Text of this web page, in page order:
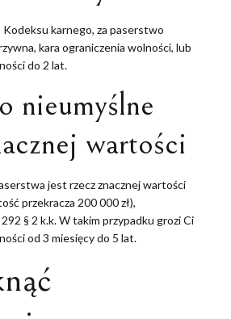
Kodeksu karnego, za paserstwo
kara ograniczenia wolności, lub
do 2 lat.
nieumyślne
wartości
jest rzecz znacznej wartości
przekracza 200 000 zł),
§ 2 k.k. W takim przypadku grozi Ci
od 3 miesięcy do 5 lat.